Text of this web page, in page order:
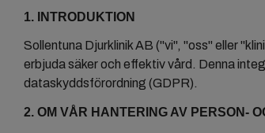
1. INTRODUKTION
Sollentuna Djurklinik AB ("vi", "oss" eller
erbjuda säker och effektiv vård. Denna
dataskyddsförordning (GDPR).
2. OM VÅR HANTERING AV PERSON-